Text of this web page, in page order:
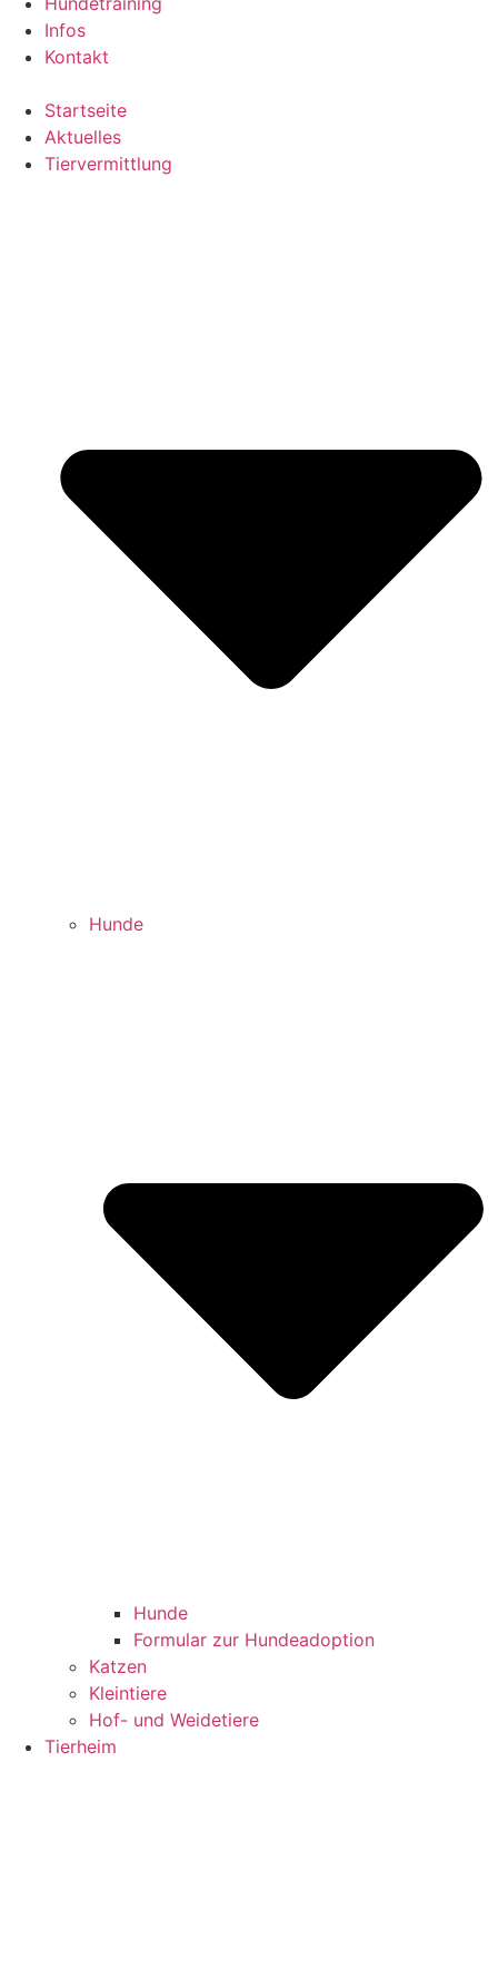
Infos
Kontakt
Startseite
Aktuelles
Tiervermittlung
Hunde
Hunde
Formular zur Hundeadoption
Katzen
Kleintiere
Hof- und Weidetiere
Tierheim